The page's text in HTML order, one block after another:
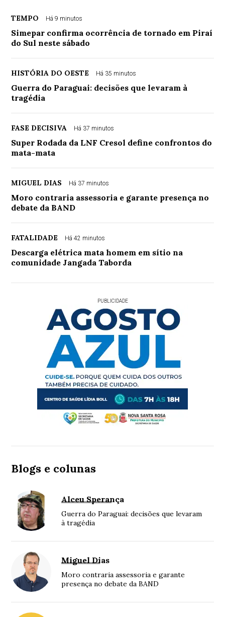
TEMPO Há 9 minutos
Simepar confirma ocorrência de tornado em Piraí
do Sul neste sábado
HISTÓRIA DO OESTE Há 35 minutos
Guerra do Paraguai: decisões que levaram à
tragédia
FASE DECISIVA Há 37 minutos
Super Rodada da LNF Cresol define confrontos do
mata-mata
MIGUEL DIAS Há 37 minutos
Moro contraria assessoria e garante presença no
debate da BAND
FATALIDADE Há 42 minutos
Descarga elétrica mata homem em sítio na
comunidade Jangada Taborda
PUBLICIDADE
Blogs e colunas
Alceu Sperança
Guerra do Paraguai: decisões que levaram
à tragédia
Miguel Dias
Moro contraria assessoria e garante
presença no debate da BAND